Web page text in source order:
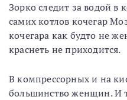
Зорко следит за водой в
самих котлов кочегар
кочегара как будто не
краснеть не приходится.
В компрессорных и на
большинство женщин. И